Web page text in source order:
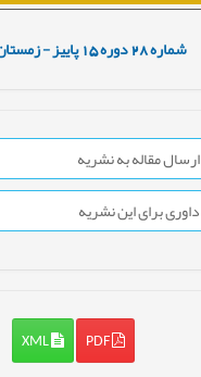
شماره دوره15 پاییز -
ارسال مقاله به نشریه
داوری برای این نشریه
PDF
XML